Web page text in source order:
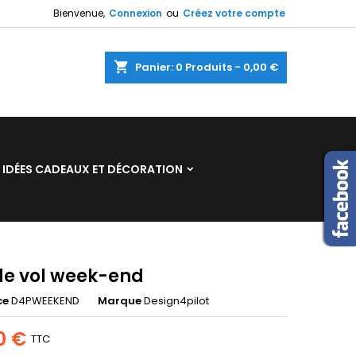
Bienvenue, Connexion ou Créez votre compte
shopping_cart Panier: 0 Produits - 0,00 €
IDÉES CADEAUX ET DÉCORATION
vol week-end
D4PWEEKEND MarqueDesign4pilot
€ TTC